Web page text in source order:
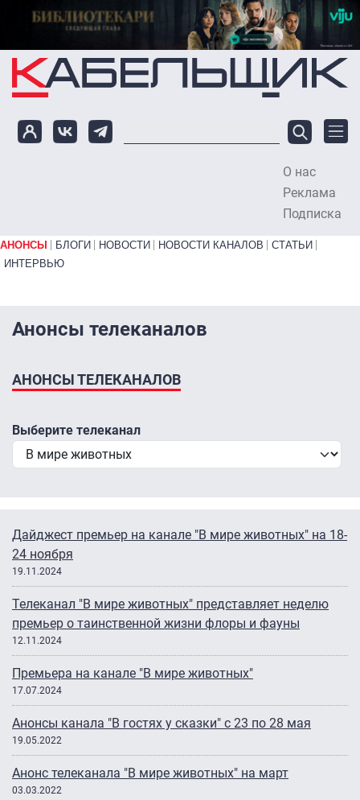
Перейти к основному содержанию
О нас
Реклама
Подписка
Primary links bottom
АНОНСЫ БЛОГИ НОВОСТИ НОВОСТИ КАНАЛОВ
СТАТЬИ
ИНТЕРВЬЮ
Анонсы телеканалов
АНОНСЫ ТЕЛЕКАНАЛОВ
Выберите телеканал
Дайджест премьер на канале "В мире животных" на 18-
24 ноября
19.11.2024
Телеканал "В мире животных" представляет неделю
премьер о таинственной жизни флоры и фауны
12.11.2024
Премьера на канале "В мире животных"
17.07.2024
Анонсы канала "В гостях у сказки" с 23 по 28 мая
19.05.2022
Анонс телеканала "В мире животных" на март
03.03.2022